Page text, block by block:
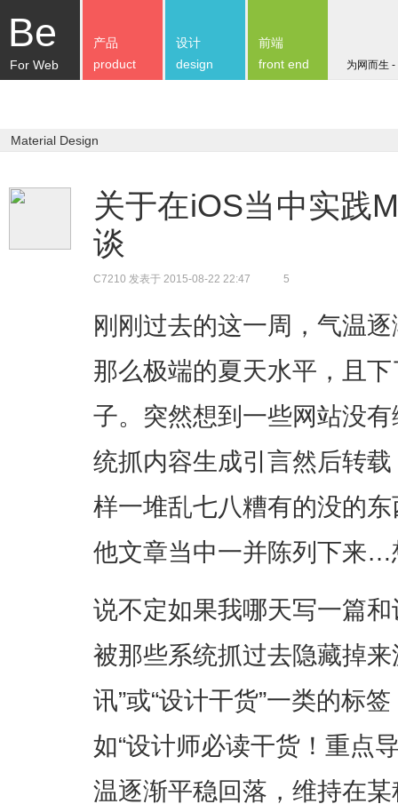
Be
For Web 为网而生
产品
product
设计
design
前端
front end
Material Design
关于在iOS当中实践
谈
C7210 发表于 2015-08-22 22:47 5
刚刚过去的这一周，气温
那么极端的夏天水平，且
子。突然想到一些网站没
统抓内容生成引言然后转
样一堆乱七八糟有的没的
他文章当中一并陈列下来…
说不定如果我哪天写一篇
被那些系统抓过去隐藏掉
讯”或“设计干货”一类的标
如“设计师必读干货！重点
温逐渐平稳回落，维持在